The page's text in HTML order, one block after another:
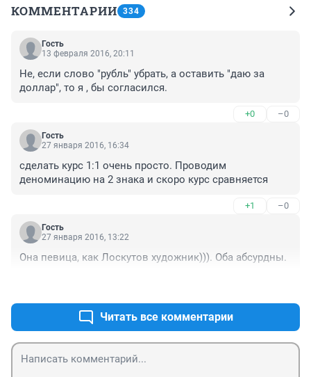
КОММЕНТАРИИ 334
Гость
13 февраля 2016, 20:11
Не, если слово "рубль" убрать, а оставить "даю за
доллар", то я , бы согласился.
+0 –0
Гость
27 января 2016, 16:34
сделать курс 1:1 очень просто. Проводим
деноминацию на 2 знака и скоро курс сравняется
+1 –0
Гость
27 января 2016, 13:22
Она певица, как Лоскутов художник))). Оба абсурдны.
Читать все комментарии